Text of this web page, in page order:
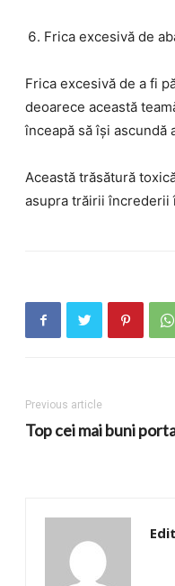
Frica excesivă de
Frica excesivă de a fi
deoarece această
înceapă să își ascundă
Această trăsătură
asupra trăirii încrederii
Previous article
Top cei mai buni